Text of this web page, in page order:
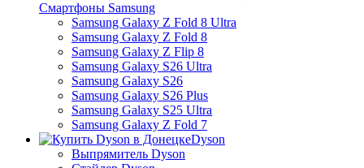
Смартфоны Samsung
Samsung Galaxy Z Fold 8 Ultra
Samsung Galaxy Z Fold 8
Samsung Galaxy Z Flip 8
Samsung Galaxy S26 Ultra
Samsung Galaxy S26
Samsung Galaxy S26 Plus
Samsung Galaxy S25 Ultra
Samsung Galaxy Z Fold 7
Dyson
Выпрямитель Dyson